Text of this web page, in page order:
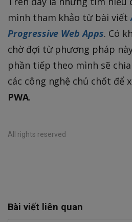
mình tham khảo từ bài viết
Progressive Web Apps. Có
chờ đợi từ phương pháp
phần tiếp theo mình sẽ
các công nghệ chủ chốt để
PWA.
All rights reserved
Bài viết liên quan